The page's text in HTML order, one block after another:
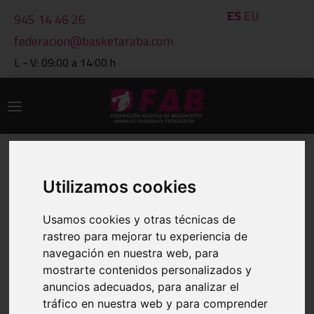
Utilizamos cookies
Usamos cookies y otras técnicas de
rastreo para mejorar tu experiencia de
navegación en nuestra web, para
mostrarte contenidos personalizados y
anuncios adecuados, para analizar el
tráfico en nuestra web y para comprender
945 14 46 26
federacion@basketaraba.com
L - V: 09:00 a 14:00 h
ES EU
CLASIFICACIONES A 07 DE AUG DE
2026
VER OTRO GRUPO